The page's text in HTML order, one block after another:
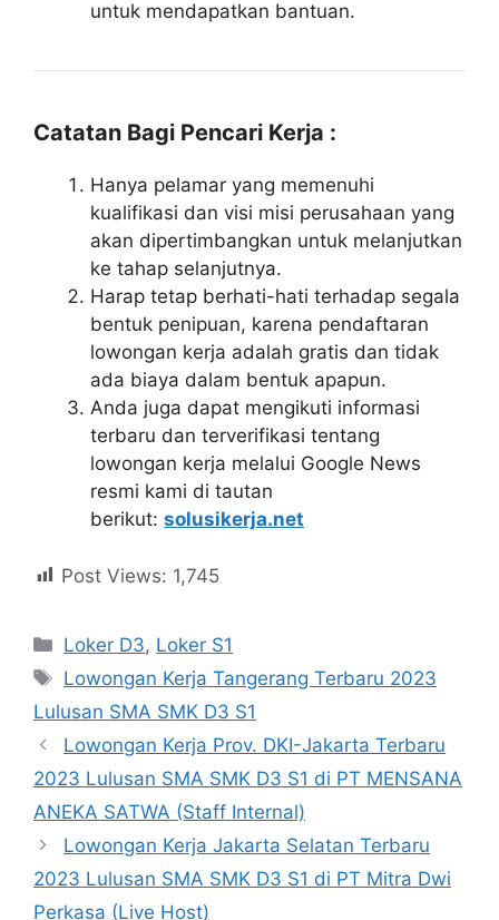
untuk mendapatkan bantuan.
Catatan Bagi Pencari Kerja :
Hanya pelamar yang memenuhi
kualifikasi dan visi misi perusahaan yang
akan dipertimbangkan untuk melanjutkan
ke tahap selanjutnya.
Harap tetap berhati-hati terhadap segala
bentuk penipuan, karena pendaftaran
lowongan kerja adalah gratis dan tidak
ada biaya dalam bentuk apapun.
Anda juga dapat mengikuti informasi
terbaru dan terverifikasi tentang
lowongan kerja melalui Google News
resmi kami di tautan
berikut: solusikerja.net
Post Views: 1,745
Kategori
Loker D3, Loker S1
Tag
Lowongan Kerja Tangerang Terbaru 2023
Lulusan SMA SMK D3 S1
Lowongan Kerja Prov. DKI-Jakarta Terbaru
2023 Lulusan SMA SMK D3 S1 di PT MENSANA
ANEKA SATWA (Staff Internal)
Lowongan Kerja Jakarta Selatan Terbaru
2023 Lulusan SMA SMK D3 S1 di PT Mitra Dwi
Perkasa (Live Host)